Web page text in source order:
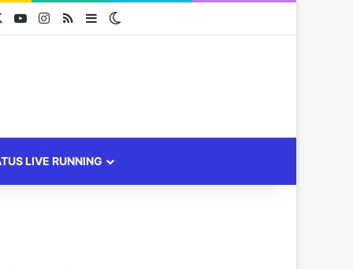
YouTubeInstagram
RSS Sidebar
LIVE RUNNING